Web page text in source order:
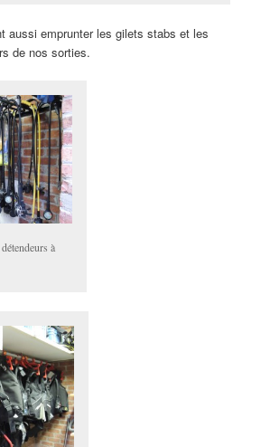
aussi emprunter les gilets stabs et les
de nos sorties.
à